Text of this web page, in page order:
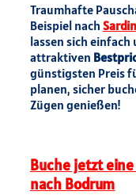
Traumhafte
Beispiel nach
lassen sich einfach
attraktiven
günstigsten Preis
planen, sicher
Zügen genießen!
Buche jetzt
nach Bodrum